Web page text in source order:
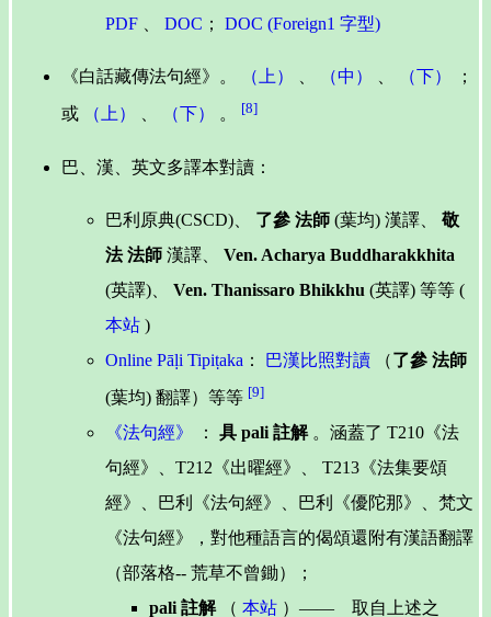
PDF 、 DOC ； DOC (Foreign1 字型)
《白話藏傳法句經》。 （上） 、 （中） 、 （下） ；
或 （上） 、 （下） 。 [8]
巴、漢、英文多譯本對讀：
巴利原典(CSCD)、 了參 法師 (葉均) 漢譯、 敬
法 法師 漢譯、 Ven. Acharya Buddharakkhita
(英譯)、 Ven. Thanissaro Bhikkhu (英譯) 等等 (
本站 )
Online Pāḷi Tipiṭaka ： 巴漢比照對讀 （了參 法師
(葉均) 翻譯）等等 [9]
《法句經》 ： 具 pali 註解。涵蓋了 T210《法
句經》、T212《出曜經》、 T213《法集要頌
經》、巴利《法句經》、巴利《優陀那》、梵文
《法句經》，對他種語言的偈頌還附有漢語翻譯
（部落格-- 荒草不曾鋤）；
pali 註解（ 本站 ）—— 取自上述之